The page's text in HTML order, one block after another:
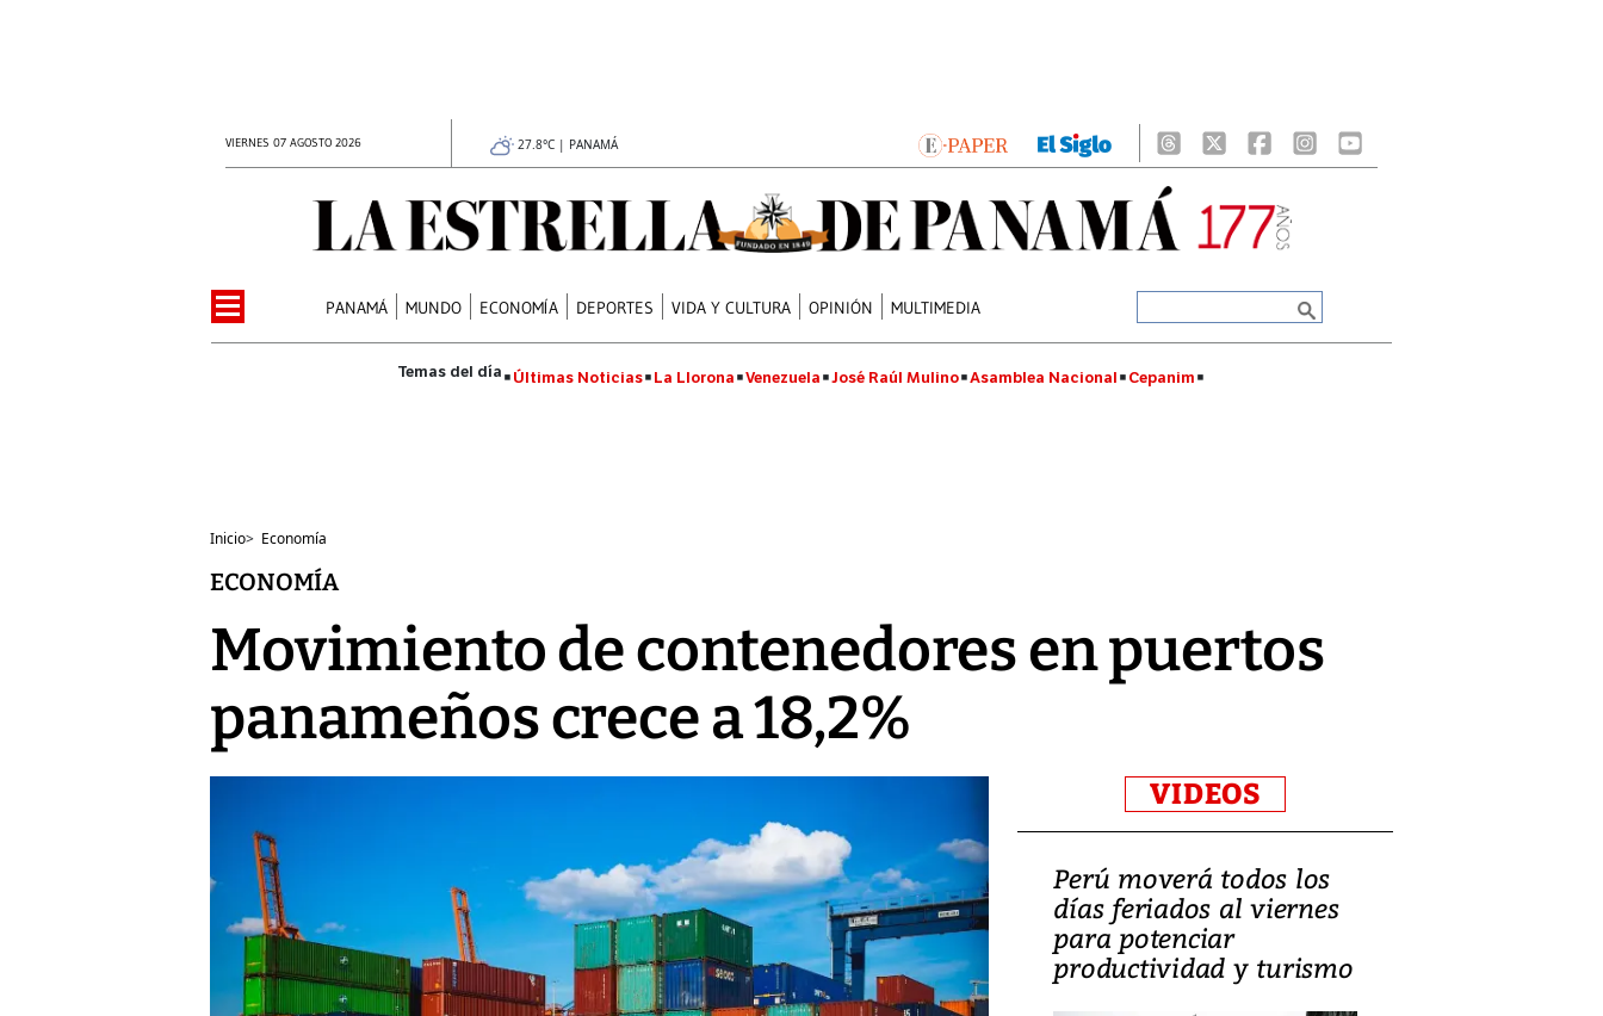
VIERNES 07 AGOSTO 2026 27.8°C | PANAMÁ
PANAMÁ MUNDO ECONOMÍA DEPORTES VIDA Y CULTURA OPINIÓN MULTIMEDIA
Últimas Noticias La Llorona Venezuela José Raúl Mulino Asamblea Nacional Cepanim
Inicio> Economía
ECONOMÍA
Movimiento de contenedores en puertos
panameños crece a 18,2%
VIDEOS
Video: Lula lanza su
candidatura con
promesas de inversión
en defensa, educación y
tierras raras
Perú moverá todos los
días feriados al viernes
para potenciar
productividad y turismo